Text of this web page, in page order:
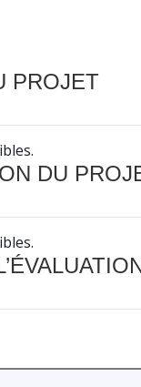
PROJET
DU